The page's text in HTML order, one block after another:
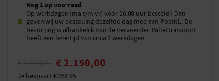
Nog 1 op voorraad
Op werkdagen (ma t/m vr) vóór 16.00 uur besteld? Dan
geven wij uw bestelling dezelfde dag mee aan PostNL. De
bezorging is afhankelijk van de vervoerder. Pallettransport
heeft een levertijd van circa 2 werkdagen
€ 2.413,95 € 2.150,00
Je bespaart€263,95